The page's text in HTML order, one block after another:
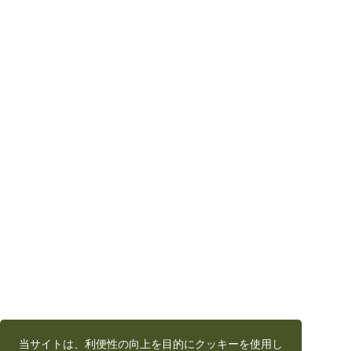
当サイトは、利便性の向上を目的にクッキーを使用し